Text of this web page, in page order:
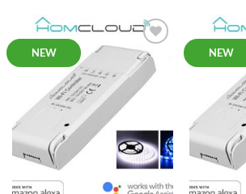
NEW
AGGIUNGI
ALLA
LISTA DEI
DESIDERI
NEW